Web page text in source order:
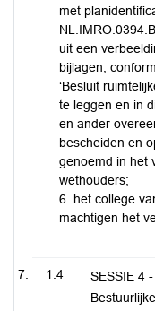
met
uit een
bijlagen,
‘Besluit
te leggen en in
en ander
bescheiden en
genoemd in het
wethouders;
6. het college
machtigen het
1.4
SESSIE 4